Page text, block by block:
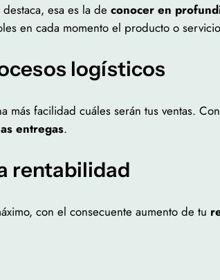
esa es la de conocer en
en cada momento el producto o
logísticos
más facilidad cuáles serán tus ventas.
entregas.
rentabilidad
con el consecuente aumento de tu